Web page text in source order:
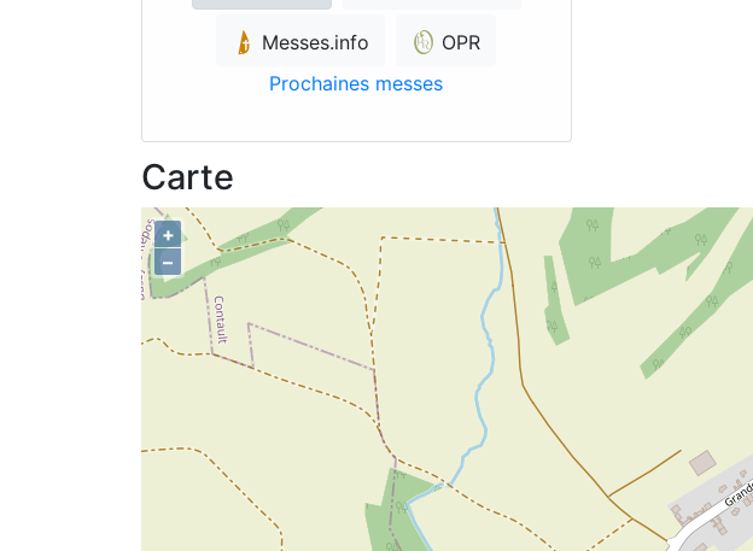
Messes.info
OPR
Prochaines messes
Carte
+
–